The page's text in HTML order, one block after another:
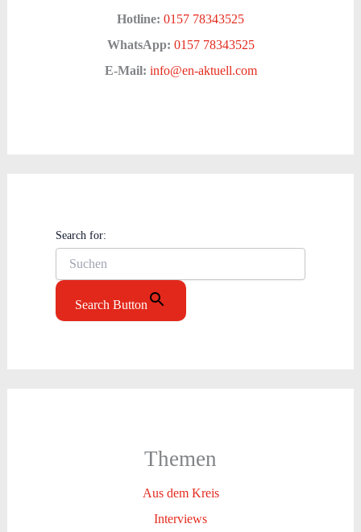
Hotline: 0157 78343525
WhatsApp: 0157 78343525
E-Mail: info@en-aktuell.com
Search for:
Search Button
Themen
Aus dem Kreis
Interviews